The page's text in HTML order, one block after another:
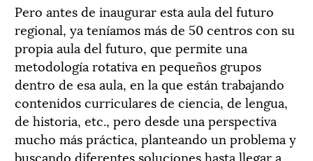
Pero antes de inaugurar esta aula del futuro
regional, ya teníamos más de 50 centros con su
propia aula del futuro, que permite una
metodología rotativa en pequeños grupos
dentro de esa aula, en la que están trabajando
contenidos curriculares de ciencia, de lengua,
de historia, etc., pero desde una perspectiva
mucho más práctica, planteando un problema y
buscando diferentes soluciones hasta llegar a